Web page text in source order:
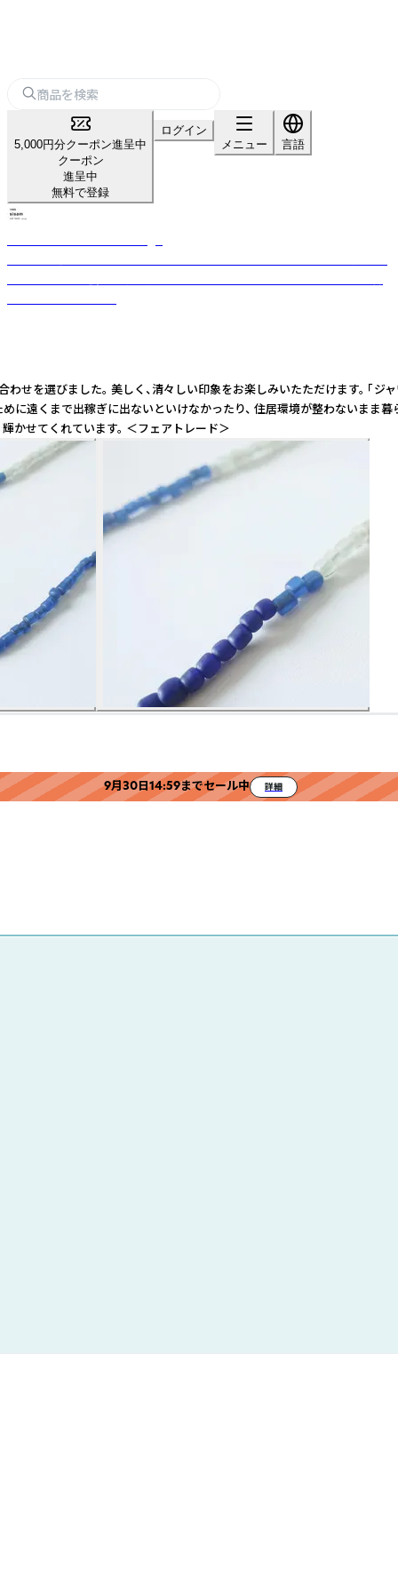
5,000円分クーポン進呈中
クーポン
進呈中
無料で登録
ログイン
メニュー
言語
選びました。 美しく、清々しい印象をお楽しみいたただけます
くまで出稼ぎに出ないといけなかったり、 住居環境が整わない
かせてくれています。 ＜フェアトレード＞
9月30日14:59までセール中 詳細